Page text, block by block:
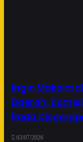
Ingin
Daerah,
Pada
03/07/2026